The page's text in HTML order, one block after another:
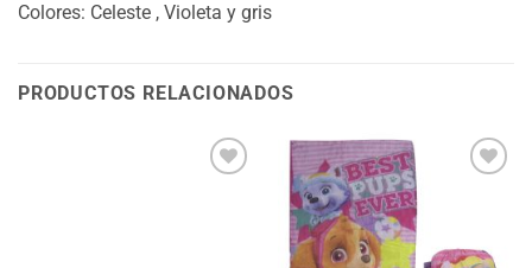
Colores: Celeste , Violeta y gris
PRODUCTOS RELACIONADOS
deseos